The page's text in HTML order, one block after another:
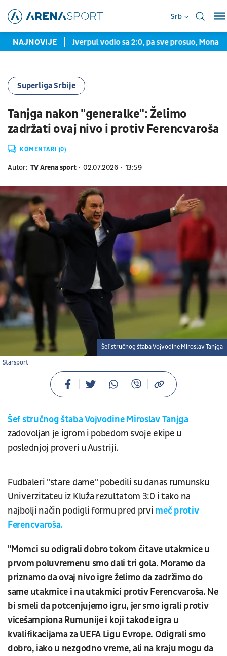
Srb
NAJNOVIJE
Preokret: Liverpul vodio sa 2:0, pa sve prosuo, Monako u
Superliga Srbije
Tanjga nakon "generalke": Želimo
zadržati ovaj nivo i protiv Ferencvaroša
KOMENTARI (0)
Autor: TV Arena sport 02.07.2026 13:59
Starsport
Šef stručnog štaba Vojvodine Miroslav Tanjga
Šef stručnog štaba Vojvodine Miroslav Tanjga
zadovoljan je igrom i pobedom svoje ekipe u
poslednjoj proveri u Austriji.
Fudbaleri "stare dame" pobedili su danas rumunsku
Univerzitateu iz Kluža rezultatom 3:0 i tako na
najbolji način podigli formu pred prvi meč protiv
Ferencvaroša.
"Momci su odigrali dobro tokom čitave utakmice u
prvom poluvremenu smo dali tri gola. Moramo da
priznamo da ovaj nivo igre želimo da zadržimo do
same utakmice i na utakmici protiv Ferencvaroša. Ne
bi smeli da potcenjujemo igru, jer smo igrali protiv
vicešampiona Rumunije i koji takođe igra u
kvalifikacijama za UEFA Ligu Evrope. Odigrali smo
dobro, iako u nezgodno vreme, ali na kraju mogu da